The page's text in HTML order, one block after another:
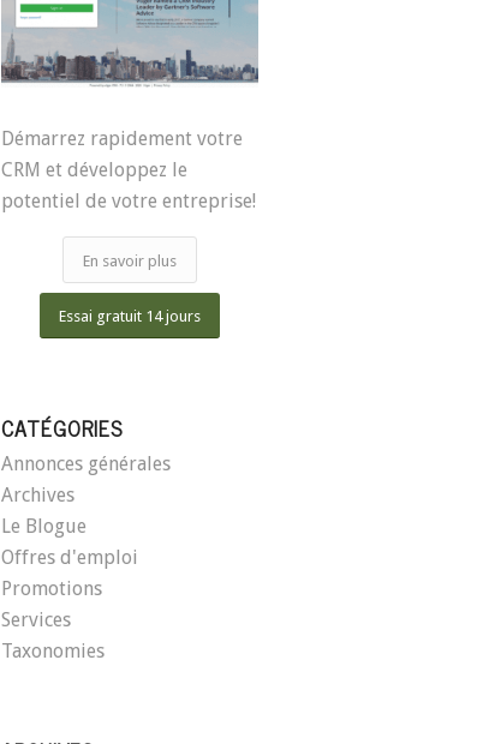
Démarrez rapidement votre
CRM et développez le
potentiel de votre entreprise!
En savoir plus
Essai gratuit 14 jours
CATÉGORIES
Annonces générales
Archives
Le Blogue
Offres d'emploi
Promotions
Services
Taxonomies